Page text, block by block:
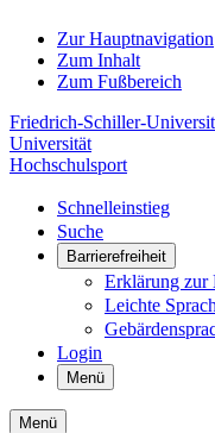
Zur Hauptnavigation
Zum Inhalt
Zum Fußbereich
Friedrich-Schiller-
Universität
Hochschulsport
Schnelleinstieg
Suche
Barrierefreiheit
Erklärung zur
Leichte
Login
Menü
Menü